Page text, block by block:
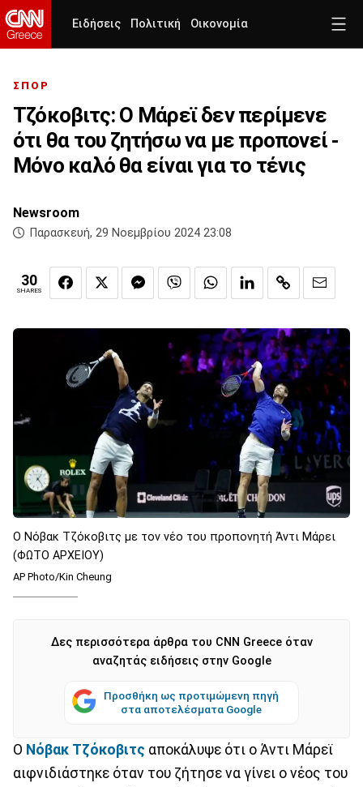
Ειδήσεις Πολιτική Οικονομία
ΣΠΟΡ
Τζόκοβιτς: Ο Μάρεϊ δεν περίμενε
ότι θα του ζητήσω να με προπονεί -
Μόνο καλό θα είναι για το τένις
Newsroom
Παρασκευή, 29 Νοεμβρίου 2024 23:08
30
SHARES
O Νόβακ Τζόκοβιτς με τον νέο του προπονητή Άντι Μάρει
(ΦΩΤΟ ΑΡΧΕΙΟΥ)
AP Photo/Kin Cheung
Δες περισσότερα άρθρα του CNN Greece όταν
αναζητάς ειδήσεις στην Google
Προσθήκη ως προτιμώμενη πηγή
στα αποτελέσματα Google
Ο Νόβακ Τζόκοβιτς αποκάλυψε ότι ο Άντι Μάρεϊ
αιφνιδιάστηκε όταν του ζήτησε να γίνει ο νέος του